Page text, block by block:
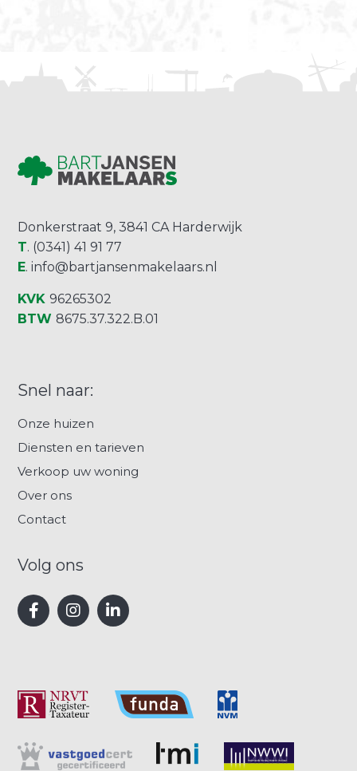
Donkerstraat 9, 3841 CA Harderwijk
T. (0341) 41 91 77
E.info@bartjansenmakelaars.nl
KVK96265302
BTW8675.37.322.B.01
Snel naar:
Onze huizen
Diensten en tarieven
Verkoop uw woning
Over ons
Contact
Volg ons